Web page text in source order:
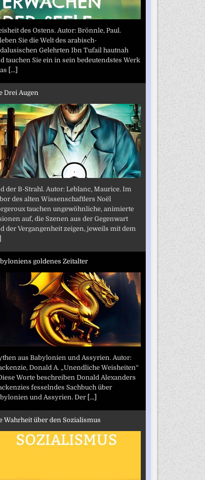
des Ostens. Autor: Brönnle, Paul.
Sie die Welt des arabisch-
Gelehrten Ibn Tufail hautnah
tauchen Sie ein in sein bedeutendstes Werk
[...]
Drei Augen
der B-Strahl. Autor: Leblanc, Maurice. Im
des alten Wissenschaftlers Noël
tauchen ungewöhnliche, animierte
auf, die Szenen aus der Gegenwart
der Vergangenheit zeigen, jeweils mit dem
goldenes Zeitalter
aus Babylonien und Assyrien. Autor:
Donald A. „Unendliche Weisheiten“
Worte beschreiben Donald Alexanders
fesselndes Sachbuch über
und Assyrien. Der [...]
Wahrheit über den Sozialismus